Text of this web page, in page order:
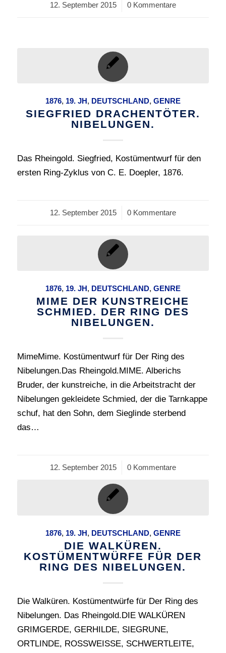
12. September 2015
/ 0 Kommentare
1876, 19. JH, DEUTSCHLAND, GENRE
SIEGFRIED DRACHENTÖTER.
NIBELUNGEN.
Das Rheingold. Siegfried, Kostümentwurf für den
ersten Ring-Zyklus von C. E. Doepler, 1876.
12. September 2015
/ 0 Kommentare
1876, 19. JH, DEUTSCHLAND, GENRE
MIME DER KUNSTREICHE
SCHMIED. DER RING DES
NIBELUNGEN.
MimeMime. Kostümentwurf für Der Ring des
Nibelungen.Das Rheingold.MIME. Alberichs
Bruder, der kunstreiche, in die Arbeitstracht der
Nibelungen gekleidete Schmied, der die Tarnkappe
schuf, hat den Sohn, dem Sieglinde sterbend
das…
12. September 2015
/ 0 Kommentare
1876, 19. JH, DEUTSCHLAND, GENRE
DIE WALKÜREN.
KOSTÜMENTWÜRFE FÜR DER
RING DES NIBELUNGEN.
Die Walküren. Kostümentwürfe für Der Ring des
Nibelungen. Das Rheingold.DIE WALKÜREN
GRIMGERDE, GERHILDE, SIEGRUNE,
ORTLINDE, ROSSWEISSE, SCHWERTLEITE,